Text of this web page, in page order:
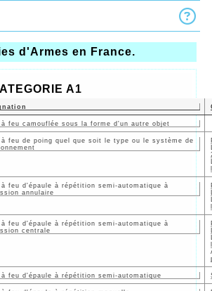
d'Armes en France.
A1
à feu camouflée sous la forme d'un autre objet
à feu de poing quel que soit le type ou le système de
à feu d'épaule à répétition semi-automatique à
annulaire
à feu d'épaule à répétition semi-automatique à
centrale
à feu d'épaule à répétition semi-automatique